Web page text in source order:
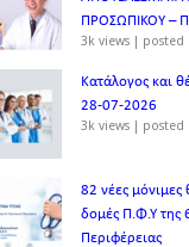
ΠΡΟΣΩΠΙΚΟΥ –
3k views | posted
Κατάλογος και
28-07-2026
3k views | posted
82 νέες μόνιμες
δομές Π.Φ.Υ της
Περιφέρειας